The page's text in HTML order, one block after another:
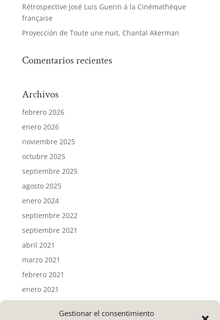
Gestionar el consentimiento
Rétrospective José Luis Guerin à la Cinémathèque
française
Proyección de Toute une nuit, Chantal Akerman
Comentarios recientes
Archivos
febrero 2026
enero 2026
noviembre 2025
octubre 2025
septiembre 2025
agosto 2025
enero 2024
septiembre 2022
septiembre 2021
abril 2021
marzo 2021
febrero 2021
enero 2021
Categorías